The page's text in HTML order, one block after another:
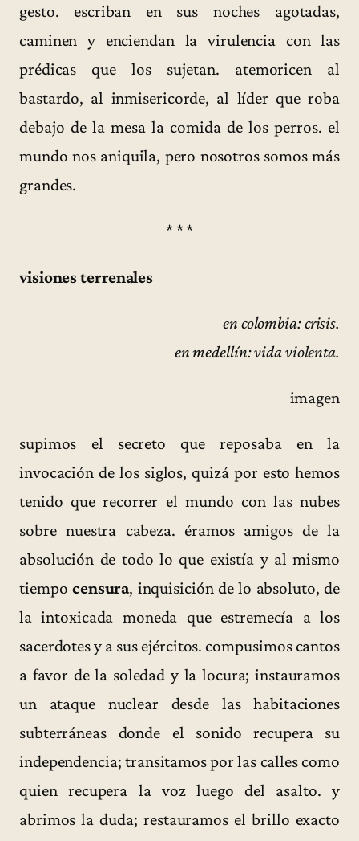
gesto. escriban en sus noches agotadas,
caminen y enciendan la virulencia con las
prédicas que los sujetan. atemoricen al
bastardo, al inmisericorde, al líder que roba
debajo de la mesa la comida de los perros. el
mundo nos aniquila, pero nosotros somos más
grandes.
* * *
visiones terrenales
en colombia: crisis.
en medellín: vida violenta.
imagen
supimos el secreto que reposaba en la
invocación de los siglos, quizá por esto hemos
tenido que recorrer el mundo con las nubes
sobre nuestra cabeza. éramos amigos de la
absolución de todo lo que existía y al mismo
tiempo censura, inquisición de lo absoluto, de
la intoxicada moneda que estremecía a los
sacerdotes y a sus ejércitos. compusimos cantos
a favor de la soledad y la locura; instauramos
un ataque nuclear desde las habitaciones
subterráneas donde el sonido recupera su
independencia; transitamos por las calles como
quien recupera la voz luego del asalto. y
abrimos la duda; restauramos el brillo exacto